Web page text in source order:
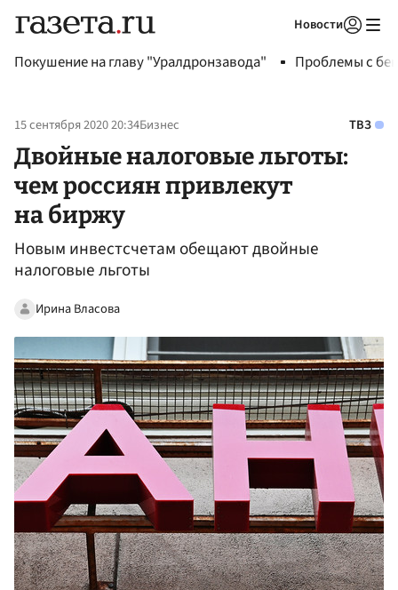
Новости
Покушение на главу "Уралдронзавода" Проблемы с
15 сентября 2020 20:34Бизнес ТВЗ
Двойные налоговые льготы:
чем россиян привлекут
на биржу
Новым инвестсчетам обещают двойные
налоговые льготы
Ирина Власова